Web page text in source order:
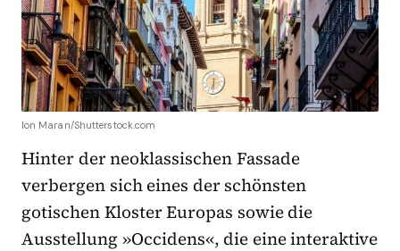
Ion Maran/Shutterstock.com
Hinter der neoklassischen Fassade
verbergen sich eines der schönsten
gotischen Kloster Europas sowie die
Ausstellung »Occidens«, die eine interaktive